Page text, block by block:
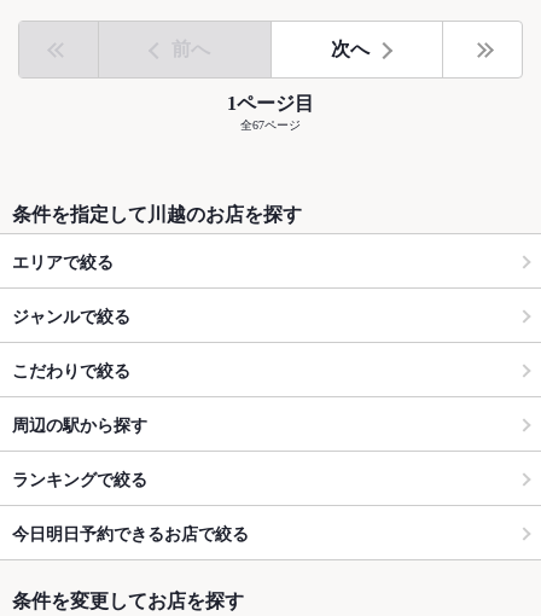
前へ 次へ
1ページ目
全67ページ
条件を指定して川越のお店を探す
エリアで絞る
ジャンルで絞る
こだわりで絞る
周辺の駅から探す
ランキングで絞る
今日明日予約できるお店で絞る
条件を変更してお店を探す